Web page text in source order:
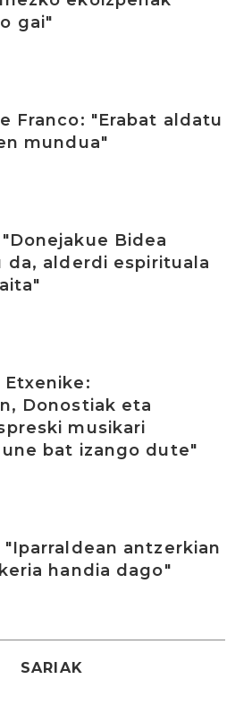
gai"
Franco: "Erabat aldatu
mundua"
Bidea
da, alderdi espirituala
Donostiak eta
musikari
bat izango dute"
antzerkian
handia dago"
SARIAK